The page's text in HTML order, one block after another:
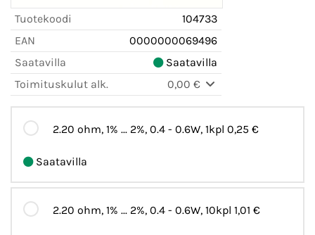
Tuotekoodi
104733
EAN
0000000069496
Saatavilla
Saatavilla
Toimituskulut alk.
0,00 €
2.20 ohm, 1% ... 2%, 0.4 - 0.6W, 1kpl 0,25 €
Saatavilla
2.20 ohm, 1% ... 2%, 0.4 - 0.6W, 10kpl 1,01 €